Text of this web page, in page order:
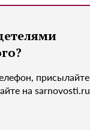
на sarnovosti.ru